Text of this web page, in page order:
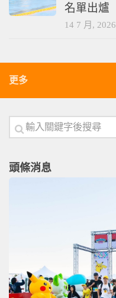
名單出爐
14 7 月, 2026
更多
頭條消息